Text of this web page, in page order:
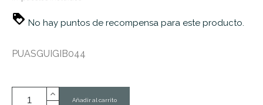
No hay puntos de recompensa para este producto.
PUASGUIGIB044
Añadir al carrito